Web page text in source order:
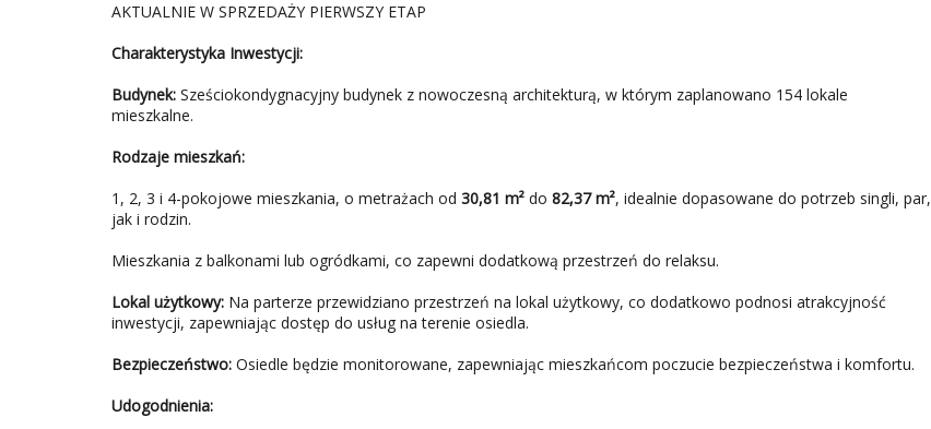
AKTUALNIE W SPRZEDAŻY PIERWSZY ETAP
Charakterystyka Inwestycji:
Budynek: Sześciokondygnacyjny budynek z nowoczesną architekturą, w którym zaplanowano 154 lokale
mieszkalne.
Rodzaje mieszkań:
1, 2, 3 i 4-pokojowe mieszkania, o metrażach od 30,81 m² do 82,37 m², idealnie dopasowane do potrzeb singli, par,
jak i rodzin.
Mieszkania z balkonami lub ogródkami, co zapewni dodatkową przestrzeń do relaksu.
Lokal użytkowy: Na parterze przewidziano przestrzeń na lokal użytkowy, co dodatkowo podnosi atrakcyjność
inwestycji, zapewniając dostęp do usług na terenie osiedla.
Bezpieczeństwo: Osiedle będzie monitorowane, zapewniając mieszkańcom poczucie bezpieczeństwa i komfortu.
Udogodnienia: